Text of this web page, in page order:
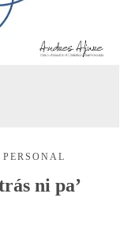
ni pa’